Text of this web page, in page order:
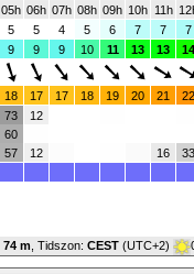
05h 06h 07h 08h 09h 10h 11h
5 5 4 5 6 7 7
7
9 9 9 10 11 13 13
14
18 17 17 18 19 20 21 22
73
60
57
12
12 16
33
74 m , Tidszon: CEST (UTC+2)